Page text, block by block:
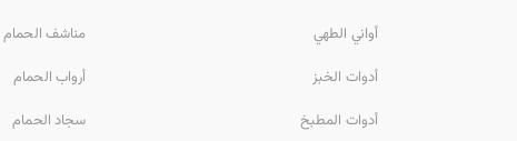
أواني الطهي
أدوات الخبز
أدوات المطبخ
مناشف الحمام
أرواب الحمام
سجاد الحمام